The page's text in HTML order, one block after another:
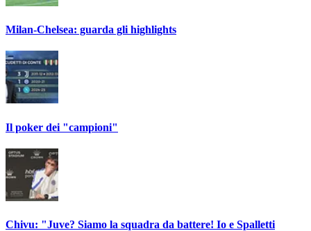
Milan-Chelsea: guarda gli highlights
Il poker dei "campioni"
Chivu: "Juve? Siamo la squadra da battere! Io e Spalletti